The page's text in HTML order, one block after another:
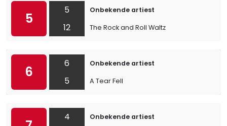
5
5
12
Onbekende artiest
The Rock and Roll Waltz
6
6
5
Onbekende artiest
A Tear Fell
4
Onbekende artiest